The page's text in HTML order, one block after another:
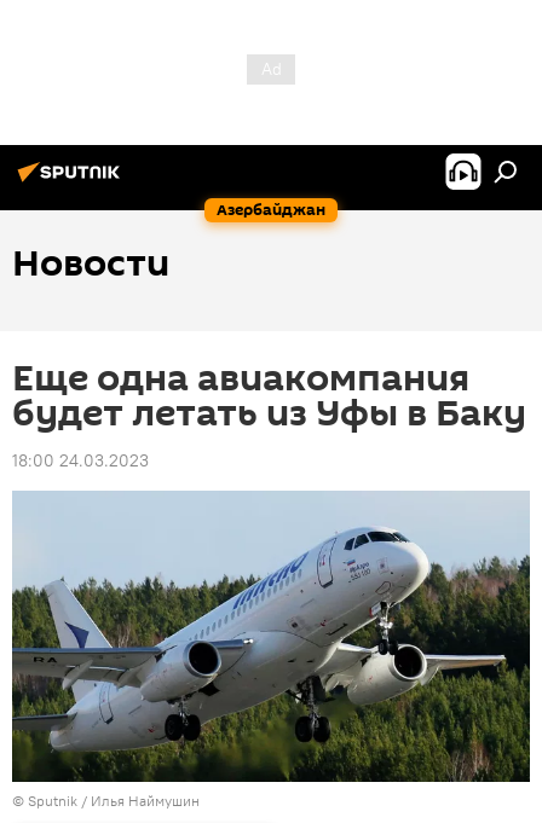
Азербайджан
Новости
Еще одна авиакомпания
будет летать из Уфы в Баку
18:00 24.03.2023
© Sputnik / Илья Наймушин